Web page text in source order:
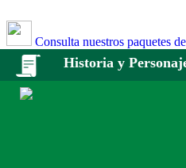
Consulta nuestros paquetes
Historia y